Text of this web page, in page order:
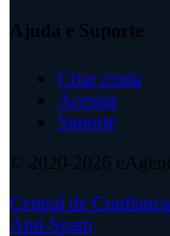
Ajuda e Suporte
Criar conta
Acessar
Suporte
© 2020-2026
Central de Confiança
Anti-Spam